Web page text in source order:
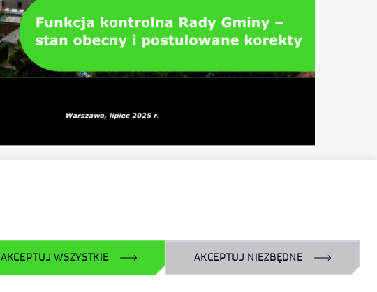
AKCEPTUJ WSZYSTKIE AKCEPTUJ NIEZBĘDNE